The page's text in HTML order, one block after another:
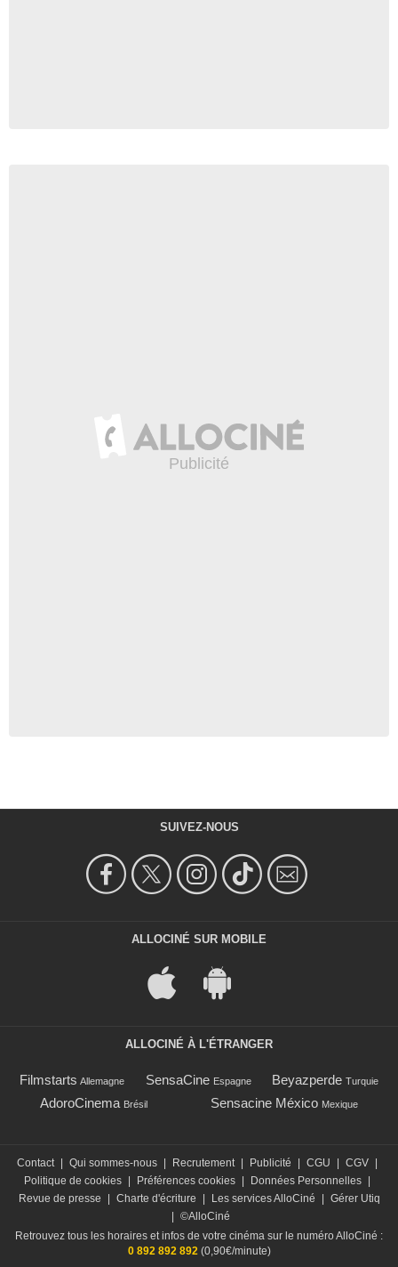
SUIVEZ-NOUS
ALLOCINÉ SUR MOBILE
ALLOCINÉ À L'ÉTRANGER
Filmstarts Allemagne SensaCine Espagne Beyazperde Turquie
AdoroCinema Brésil Sensacine México Mexique
Contact Qui sommes-nous Recrutement Publicité CGU CGV
Politique de cookies
Préférences cookies Données Personnelles
Revue de presse
Charte d'écriture Les services AlloCiné
Gérer Utiq
©AlloCiné
Retrouvez tous les horaires et infos de votre cinéma sur le numéro AlloCiné :
0 892 892 892(0,90€/minute)